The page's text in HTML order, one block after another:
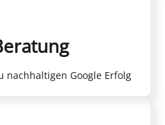
nachhaltigen Google Erfolg